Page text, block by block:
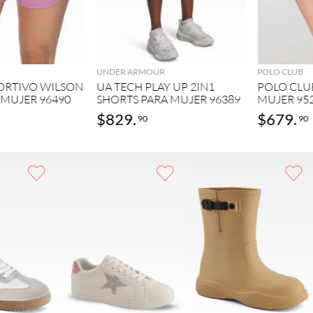
WILSON
96490
AGREGAR
UNDER ARMOUR
UA TECH PLAY UP 2IN1
SHORTS PARA MUJER 96389
$829. 90
POLO CLUB
POLO
MUJER
$679. 90